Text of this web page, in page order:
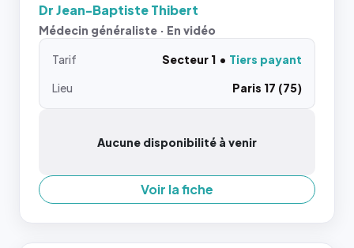
Dr Jean-Baptiste Thibert
Médecin généraliste · En vidéo
Tarif Secteur 1
Tiers payant
Lieu
Paris 17 (75)
Aucune disponibilité à venir
Voir la fiche